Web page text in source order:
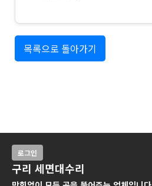
목록으로 돌아가기
로그인
구리 세면대수리